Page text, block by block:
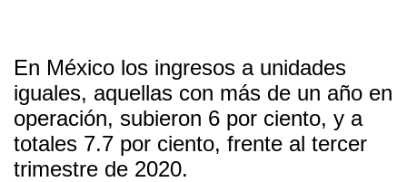
En México los ingresos a unidades
iguales, aquellas con más de un año en
operación, subieron 6 por ciento, y a
totales 7.7 por ciento, frente al tercer
trimestre de 2020.